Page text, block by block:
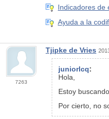
Indicadores de
Ayuda a la
7263
Tjipke de Vries
juniorlcq:
Hola,
Estoy
Por cierto, no